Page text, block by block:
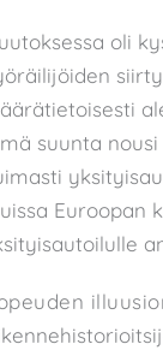
oli
suunta
Euroopan